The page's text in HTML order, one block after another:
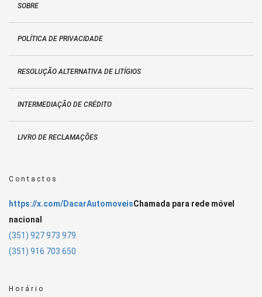
SOBRE
POLÍTICA DE PRIVACIDADE
RESOLUÇÃO ALTERNATIVA DE LITÍGIOS
INTERMEDIAÇÃO DE CRÉDITO
LIVRO DE RECLAMAÇÕES
Contactos
https://x.com/DacarAutomoveisChamada para rede móvel
nacional
(351) 927 973 979
(351) 916 703 650
Horário